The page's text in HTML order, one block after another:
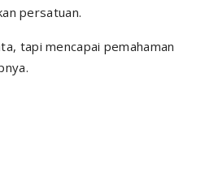
persatuan.
tapi mencapai pemahaman